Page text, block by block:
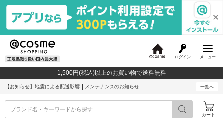
メニュー
ログイン
c
o
1,500円(税込)以上のお買い物で送料無料
【お知らせ】 地震による配送影響 メンテナンスのお知らせ 一覧へ
ブランド名・キーワードから探す
カート